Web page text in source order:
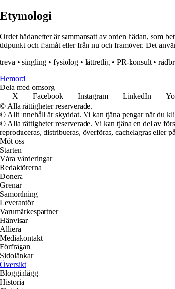
Etymologi
Ordet hädanefter är sammansatt av orden hädan, som
tidpunkt och framåt eller från nu och framöver. Det
treva • singling • fysiolog • lättretlig • PR-konsult •
Hemord
Dela med omsorg
X
Facebook Instagram LinkedIn
© Alla rättigheter reserverade.
© Allt innehåll är skyddat. Vi kan tjäna pengar när du
© Alla rättigheter reserverade. Vi kan tjäna en del av
reproduceras, distribueras, överföras, cachelagras eller
Möt oss
Starten
Våra värderingar
Redaktörerna
Donera
Grenar
Samordning
Leverantör
Varumärkespartner
Hänvisar
Alliera
Mediakontakt
Förfrågan
Sidolänkar
Översikt
Blogginlägg
Historia